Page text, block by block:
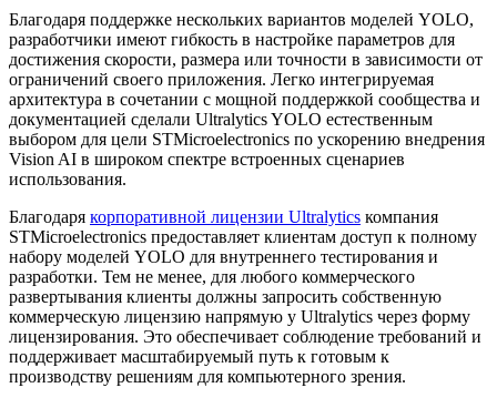
Благодаря поддержке нескольких вариантов моделей YOLO,
разработчики имеют гибкость в настройке параметров для
достижения скорости, размера или точности в зависимости от
ограничений своего приложения. Легко интегрируемая
архитектура в сочетании с мощной поддержкой сообщества и
документацией сделали Ultralytics YOLO естественным
выбором для цели STMicroelectronics по ускорению внедрения
Vision AI в широком спектре встроенных сценариев
использования.
Благодаря корпоративной лицензии Ultralytics компания
STMicroelectronics предоставляет клиентам доступ к полному
набору моделей YOLO для внутреннего тестирования и
разработки. Тем не менее, для любого коммерческого
развертывания клиенты должны запросить собственную
коммерческую лицензию напрямую у Ultralytics через форму
лицензирования. Это обеспечивает соблюдение требований и
поддерживает масштабируемый путь к готовым к
производству решениям для компьютерного зрения.